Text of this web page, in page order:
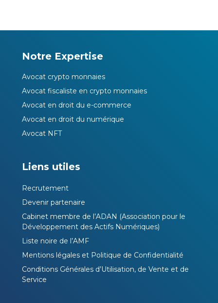
Notre Expertise
Avocat crypto monnaies
Avocat fiscaliste en crypto monnaies
Avocat en droit du e-commerce
Avocat en droit du numérique
Avocat NFT
Liens utiles
Recrutement
Devenir partenaire
Cabinet membre de l’ADAN (Association pour le
Développement des Actifs Numériques)
Liste noire de l’AMF
Mentions légales et Politique de Confidentialité
Conditions Générales d’Utilisation, de Vente et de
Service